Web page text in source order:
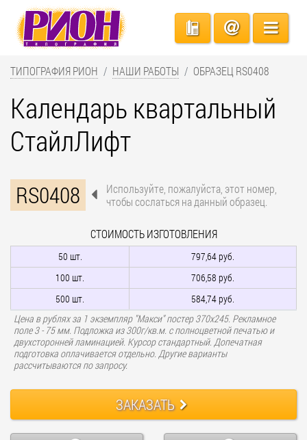
ТИПОГРАФИЯ РИОН НАШИ РАБОТЫ ОБРАЗЕЦ RS0408
Календарь квартальный
СтайлЛифт
RS0408
Используйте, пожалуйста, этот номер,
чтобы сослаться на данный образец.
СТОИМОСТЬ ИЗГОТОВЛЕНИЯ
50 шт.
797,64 руб.
100 шт.
706,58 руб.
500 шт.
584,74 руб.
Цена в рублях за 1 экземпляр "Макси" постер 370х245. Рекламное
поле 3 - 75 мм. Подложка из 300г/кв.м. с полноцветной печатью и
двухсторонней ламинацией. Курсор стандартный. Допечатная
подготовка оплачивается отдельно. Другие варианты
рассчитываются по запросу.
ЗАКАЗАТЬ